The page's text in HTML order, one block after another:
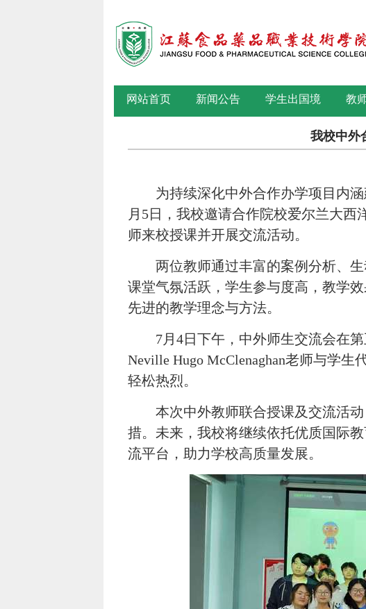
网站首页 新闻公告 学生出国境 教
我校中外
为持续深化中外合作办学项目内
月5日，我校邀请合作院校爱尔兰大西
师来校授课并开展交流活动。
两位教师通过丰富的案例分析、
课堂气氛活跃，学生参与度高，教学
先进的教学理念与方法。
7月4日下午，中外师生交流会在
Neville Hugo McClenaghan老师与学
轻松热烈。
本次中外教师联合授课及交流活
措。未来，我校将继续依托优质国际
流平台，助力学校高质量发展。